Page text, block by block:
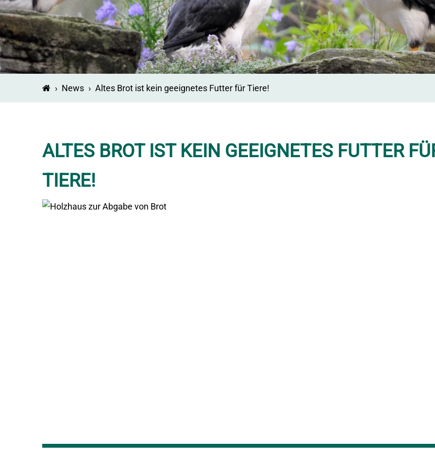
› News › Altes Brot ist kein geeignetes Futter für Tiere!
ALTES BROT IST KEIN GEEIGNETES FUTTER
TIERE!